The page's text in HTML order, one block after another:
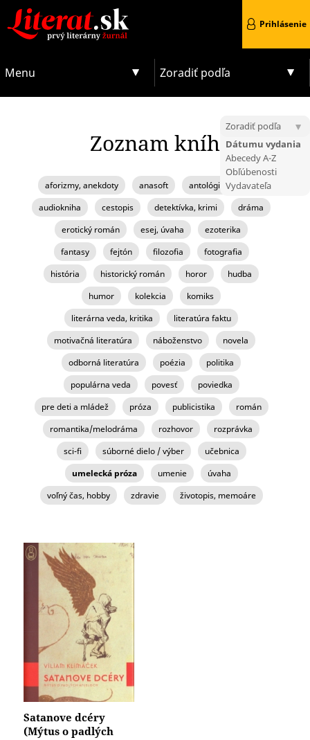
Menu Zoradiť podľa
Prihlásenie
Zoznam kníh
aforizmy, anekdoty anasoft
antológia, zborník
audiokniha
cestopis detektívka, krimi
dráma
erotický román
esej, úvaha
ezoterika
fantasy
fejtón filozofia
fotografia
história
historický román horor
hudba
humor
kolekcia
komiks
literárna veda, kritika
literatúra faktu
motivačná literatúra
náboženstvo
novela
odborná literatúra
poézia
politika
populárna veda
povesť
poviedka
pre deti a mládež
próza publicistika
román
romantika/melodráma
rozhovor
rozprávka
sci-fi
súborné dielo / výber
učebnica
umelecká próza
umenie
úvaha
voľný čas, hobby
zdravie životopis, memoáre
Zoradiť podľa
Dátumu vydania
Abecedy A-Z
Obľúbenosti
Vydavateľa
Satanove dcéry
(Mýtus o padlých
STRÁNKY